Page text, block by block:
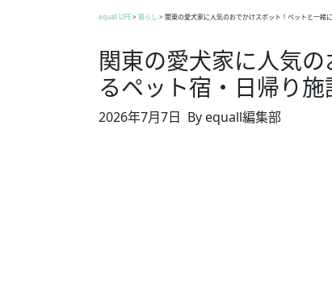
equall LIFE> 暮らし > 関東の愛犬家に人気のおでかけスポット！ペットと一緒
関東の愛犬家に人気
るペット宿・日帰り施
2026年7月7日 By equall編集部